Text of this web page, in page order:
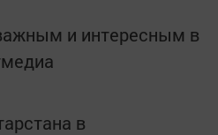
и интересным в
в